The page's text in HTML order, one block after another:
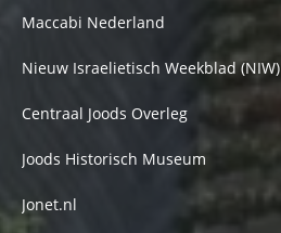
Maccabi Nederland
Nieuw Israelietisch Weekblad (NIW)
Centraal Joods Overleg
Joods Historisch Museum
Jonet.nl